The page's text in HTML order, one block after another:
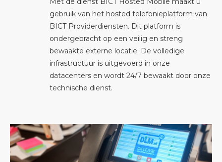
gebruik van het hosted telefonieplatform van
BICT Providerdiensten. Dit platform is
ondergebracht op een veilig en streng
bewaakte externe locatie. De volledige
infrastructuur is uitgevoerd in onze
datacenters en wordt 24/7 bewaakt door onze
technische dienst.